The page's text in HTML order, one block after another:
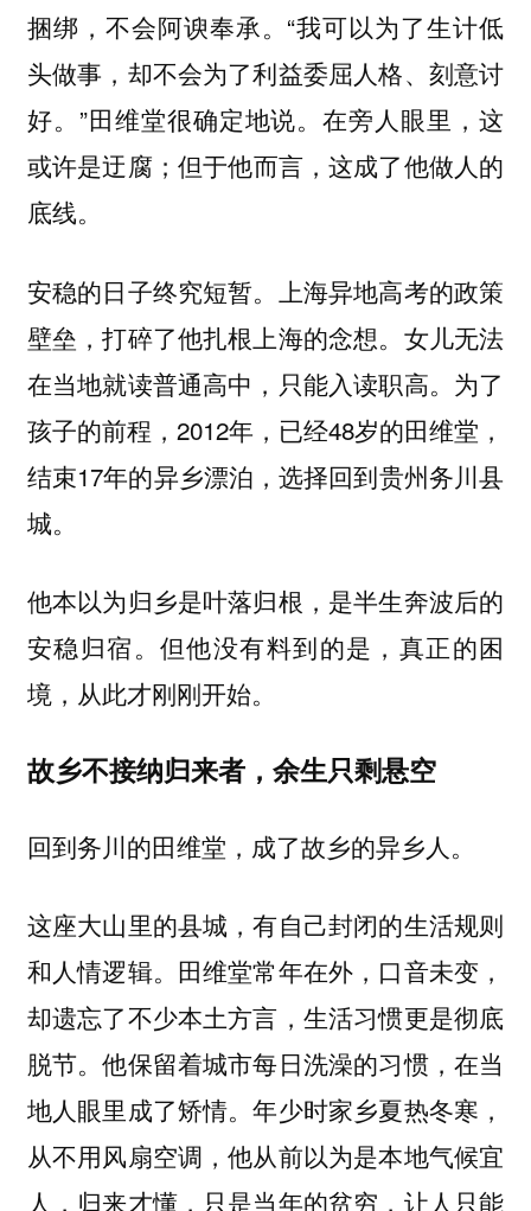
捆绑，不会阿谀奉承。“我可以为了生计低
头做事，却不会为了利益委屈人格、刻意讨
好。”田维堂很确定地说。在旁人眼里，这
或许是迂腐；但于他而言，这成了他做人的
底线。
安稳的日子终究短暂。上海异地高考的政策
壁垒，打碎了他扎根上海的念想。女儿无法
在当地就读普通高中，只能入读职高。为了
孩子的前程，2012年，已经48岁的田维堂，
结束17年的异乡漂泊，选择回到贵州务川县
城。
他本以为归乡是叶落归根，是半生奔波后的
安稳归宿。但他没有料到的是，真正的困
境，从此才刚刚开始。
故乡不接纳归来者，余生只剩悬空
回到务川的田维堂，成了故乡的异乡人。
这座大山里的县城，有自己封闭的生活规则
和人情逻辑。田维堂常年在外，口音未变，
却遗忘了不少本土方言，生活习惯更是彻底
脱节。他保留着城市每日洗澡的习惯，在当
地人眼里成了矫情。年少时家乡夏热冬寒，
从不用风扇空调，他从前以为是本地气候宜
人，归来才懂，只是当年的贫穷，让人只能